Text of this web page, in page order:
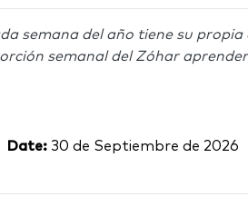
semana del año tiene su
semanal del Zóhar
Date: 30 de Septiembre de 2026